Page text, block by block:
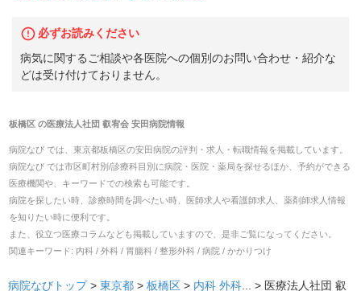
必ずお読みください
病気に関するご相談や各医院への個別のお問い合わせ・紹介な
どは受け付けておりません。
板橋区の医療法人社団 叡宥会 安田病院情報
病院なび では、 東京都板橋区の安田病院の評判・求人・転職情報を掲載しています。
病院なび では市区町村別/診療科目別に病院・医院・薬局を探せるほか、予約ができる
医療機関や、キーワードでの検索も可能です。
病院を探したい時、診療時間を調べたい時、医師求人や看護師求人、薬剤師求人情報
を知りたい時に便利です。
また、役立つ医療コラムなども掲載していますので、是非ご覧になってください。
関連キーワード: 内科 / 外科 / 胃腸科 / 整形外科 / 病院 / かかりつけ
病院なびトップ > 東京都 > 板橋区 > 内科 外科 ... > 医療法人社団 叡